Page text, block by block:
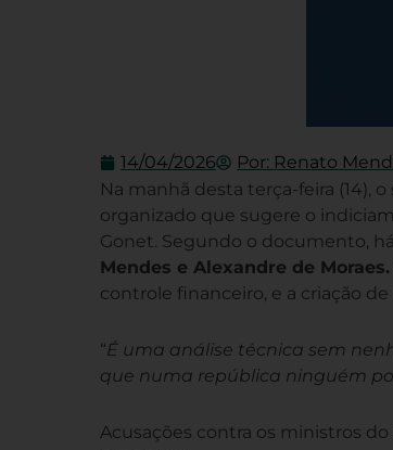
14/04/2026 Por: Renato
Na manhã desta terça-feira (14),
organizado que sugere o
Gonet. Segundo o documento,
Mendes e Alexandre de Moraes.
controle financeiro, e a criação
“É uma análise técnica sem
que numa república ninguém
Acusações contra os ministros